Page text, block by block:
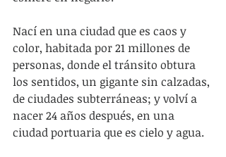
Nací en una ciudad que es caos y
color, habitada por 21 millones de
personas, donde el tránsito obtura
los sentidos, un gigante sin calzadas,
de ciudades subterráneas; y volví a
nacer 24 años después, en una
ciudad portuaria que es cielo y agua.